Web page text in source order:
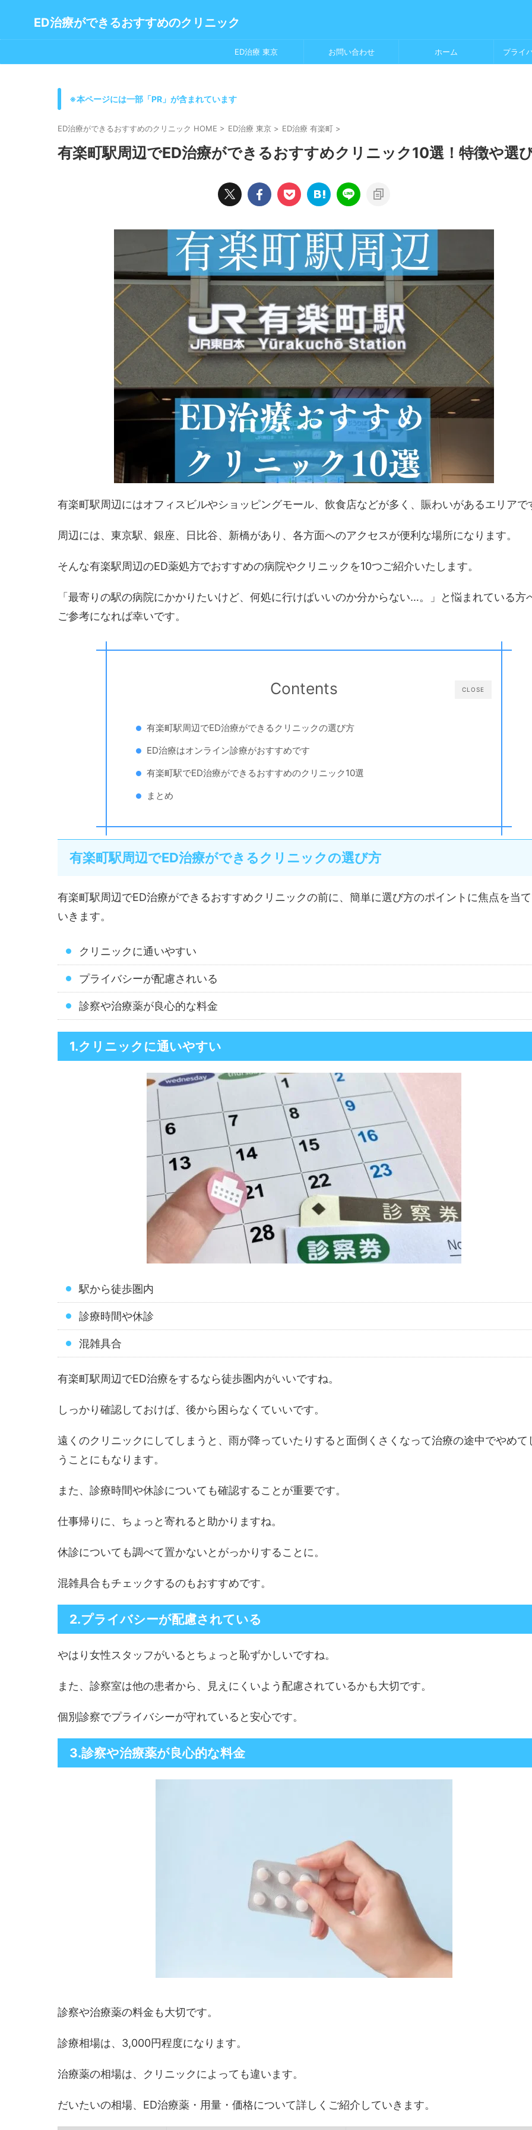
ED治療ができるおすすめのクリニック
ED治療 東京 お問い合わせ ホーム プライ
※本ページには一部「PR」が含まれています
ED治療ができるおすすめのクリニック HOME > ED治療 東京 > ED治療 有楽町 >
有楽町駅周辺でED治療ができるおすすめクリニック10選！特徴や選
有楽町駅周辺にはオフィスビルやショッピングモール、飲食店などが多く、賑わいがあるエリアで
周辺には、東京駅、銀座、日比谷、新橋があり、各方面へのアクセスが便利な場所になります。
そんな有楽駅周辺のED薬処方でおすすめの病院やクリニックを10つご紹介いたします。
「最寄りの駅の病院にかかりたいけど、何処に行けばいいのか分からない…。」と悩まれている方
ご参考になれば幸いです。
CLOSE
Contents
有楽町駅周辺でED治療ができるクリニックの選び方
ED治療はオンライン診療がおすすめです
有楽町駅でED治療ができるおすすめのクリニック10選
まとめ
有楽町駅周辺でED治療ができるクリニックの選び方
有楽町駅周辺でED治療ができるおすすめクリニックの前に、簡単に選び方のポイントに焦点を当
いきます。
クリニックに通いやすい
プライバシーが配慮されいる
診察や治療薬が良心的な料金
1.クリニックに通いやすい
駅から徒歩圏内
診療時間や休診
混雑具合
有楽町駅周辺でED治療をするなら徒歩圏内がいいですね。
しっかり確認しておけば、後から困らなくていいです。
遠くのクリニックにしてしまうと、雨が降っていたりすると面倒くさくなって治療の途中でやめて
うことにもなります。
また、診療時間や休診についても確認することが重要です。
仕事帰りに、ちょっと寄れると助かりますね。
休診についても調べて置かないとがっかりすることに。
混雑具合もチェックするのもおすすめです。
2.プライバシーが配慮されている
やはり女性スタッフがいるとちょっと恥ずかしいですね。
また、診察室は他の患者から、見えにくいよう配慮されているかも大切です。
個別診察でプライバシーが守れていると安心です。
3.診察や治療薬が良心的な料金
診察や治療薬の料金も大切です。
診療相場は、3,000円程度になります。
治療薬の相場は、クリニックによっても違います。
だいたいの相場、ED治療薬・用量・価格について詳しくご紹介していきます。